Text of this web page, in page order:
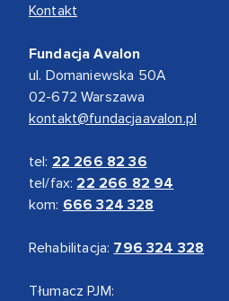
Kontakt
Fundacja Avalon
ul. Domaniewska 50A
02-672 Warszawa
kontakt@fundacjaavalon.pl
tel: 22 266 82 36
tel/fax: 22 266 82 94
kom: 666 324 328
Rehabilitacja: 796 324 328
Tłumacz PJM: